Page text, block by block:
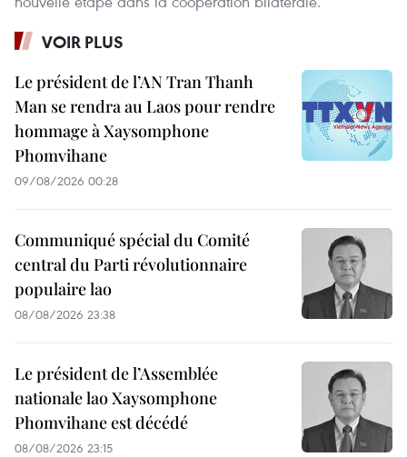
VOIR PLUS
Le président de l’AN Tran Thanh
Man se rendra au Laos pour rendre
hommage à Xaysomphone
Phomvihane
09/08/2026 00:28
Communiqué spécial du Comité
central du Parti révolutionnaire
populaire lao
08/08/2026 23:38
Le président de l’Assemblée
nationale lao Xaysomphone
Phomvihane est décédé
08/08/2026 23:15